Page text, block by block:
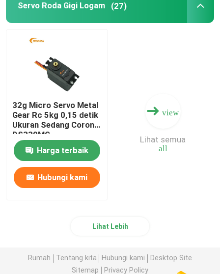
Servo Roda Gigi Logam (27)
32g Micro Servo Metal
Gear Rc 5kg 0,15 detik
Ukuran Sedang Corona
DS339MG
Harga terbaik
Hubungi kami
view
all
Lihat semua
Lihat Lebih
Rumah Tentang kita Hubungi kami
Desktop Site
Sitemap
Privacy Policy